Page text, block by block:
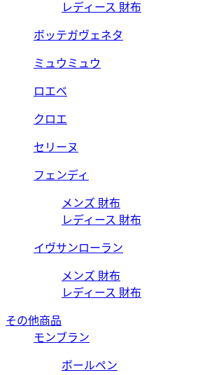
レディース 財布
ボッテガヴェネタ
ミュウミュウ
ロエベ
クロエ
セリーヌ
フェンディ
メンズ 財布
レディース 財布
イヴサンローラン
メンズ 財布
レディース 財布
その他商品
モンブラン
ボールペン